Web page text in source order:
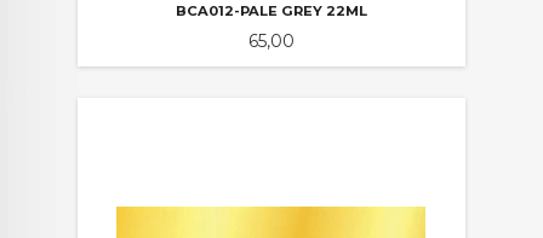
BCA012-PALE GREY 22ML
Pris
65,00